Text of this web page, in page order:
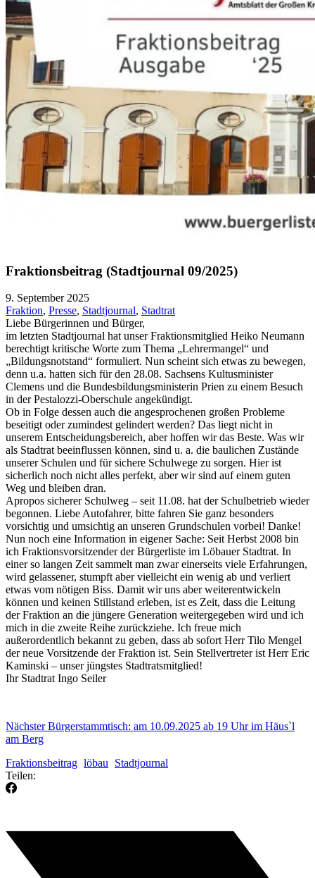
Fraktionsbeitrag (Stadtjournal 09/2025)
9. September 2025
Fraktion, Presse, Stadtjournal, Stadtrat
Liebe Bürgerinnen und Bürger,
im letzten Stadtjournal hat unser Fraktionsmitglied Heiko Neumann
berechtigt kritische Worte zum Thema „Lehrermangel“ und
„Bildungsnotstand“ formuliert. Nun scheint sich etwas zu bewegen,
denn u.a. hatten sich für den 28.08. Sachsens Kultusminister
Clemens und die Bundesbildungsministerin Prien zu einem Besuch
in der Pestalozzi-Oberschule angekündigt.
Ob in Folge dessen auch die angesprochenen großen Probleme
beseitigt oder zumindest gelindert werden? Das liegt nicht in
unserem Entscheidungsbereich, aber hoffen wir das Beste. Was wir
als Stadtrat beeinflussen können, sind u. a. die baulichen Zustände
unserer Schulen und für sichere Schulwege zu sorgen. Hier ist
sicherlich noch nicht alles perfekt, aber wir sind auf einem guten
Weg und bleiben dran.
Apropos sicherer Schulweg – seit 11.08. hat der Schulbetrieb wieder
begonnen. Liebe Autofahrer, bitte fahren Sie ganz besonders
vorsichtig und umsichtig an unseren Grundschulen vorbei! Danke!
Nun noch eine Information in eigener Sache: Seit Herbst 2008 bin
ich Fraktionsvorsitzender der Bürgerliste im Löbauer Stadtrat. In
einer so langen Zeit sammelt man zwar einerseits viele Erfahrungen,
wird gelassener, stumpft aber vielleicht ein wenig ab und verliert
etwas vom nötigen Biss. Damit wir uns aber weiterentwickeln
können und keinen Stillstand erleben, ist es Zeit, dass die Leitung
der Fraktion an die jüngere Generation weitergegeben wird und ich
mich in die zweite Reihe zurückziehe. Ich freue mich
außerordentlich bekannt zu geben, dass ab sofort Herr Tilo Mengel
der neue Vorsitzende der Fraktion ist. Sein Stellvertreter ist Herr Eric
Kaminski – unser jüngstes Stadtratsmitglied!
Ihr Stadtrat Ingo Seiler​​​​​
Nächster Bürgerstammtisch: am 10.09.2025 ab 19 Uhr im Häus`l
am Berg
Fraktionsbeitrag löbau Stadtjournal
Teilen: